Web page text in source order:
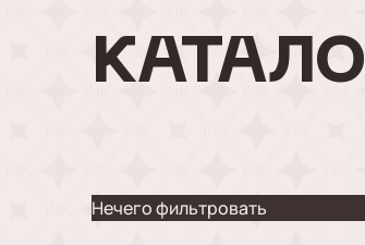
Нечего фильтровать